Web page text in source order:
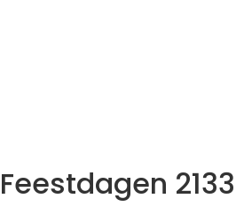
Feestdagen 2133